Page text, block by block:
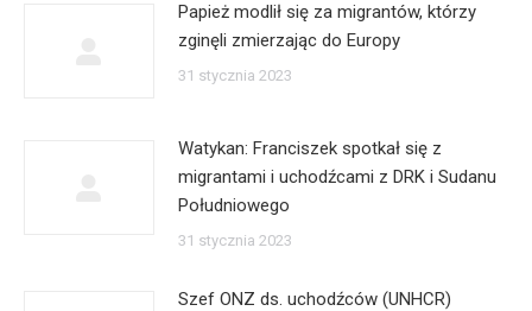
Papież modlił się za migrantów, którzy
zginęli zmierzając do Europy
31 stycznia 2023
Watykan: Franciszek spotkał się z
migrantami i uchodźcami z DRK i Sudanu
Południowego
31 stycznia 2023
Szef ONZ ds. uchodźców (UNHCR)